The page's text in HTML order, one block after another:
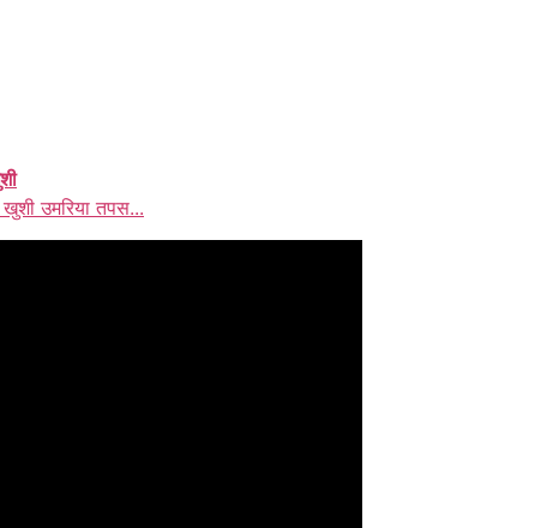
उमरिया तपस...